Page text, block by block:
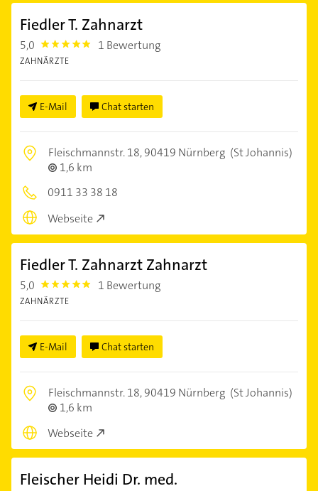
Fiedler T. Zahnarzt
5,0 5.0 1 Bewertung
ZAHNÄRZTE
E-Mail Chat starten
Fleischmannstr. 18,90419 Nürnberg (St Johannis)
1,6 km
0911 33 38 18
Webseite
Fiedler T. Zahnarzt Zahnarzt
5,0 5.0 1 Bewertung
ZAHNÄRZTE
E-Mail Chat starten
Fleischmannstr. 18,90419 Nürnberg (St Johannis)
1,6 km
Webseite
Fleischer Heidi Dr. med.